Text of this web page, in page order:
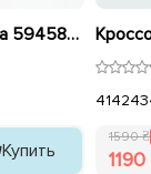
Шлепанцы мужские кожа 594589 Черные
Купить
414243
1590 ₴